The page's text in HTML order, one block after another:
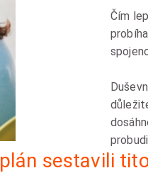
Čím
sestavili